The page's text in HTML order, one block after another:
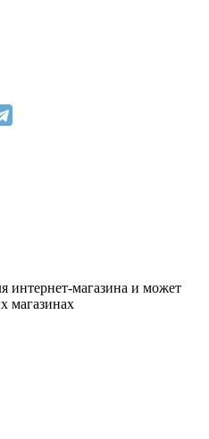
интернет-магазина и может
магазинах